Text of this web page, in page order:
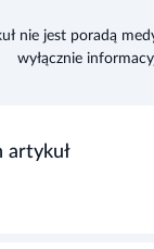
nie jest poradą
wyłącznie
artykuł